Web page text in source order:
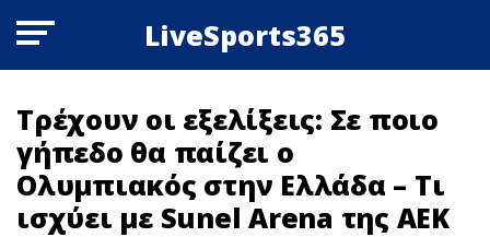
LiveSports365
Τρέχουν οι εξελίξεις: Σε ποιο
γήπεδο θα παίζει ο
Ολυμπιακός στην Ελλάδα – Τι
ισχύει με Sunel Arena της ΑΕΚ